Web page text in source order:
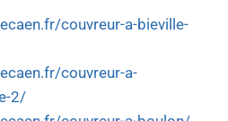
couvreur-a-bieville-
couvreur-a-
2/